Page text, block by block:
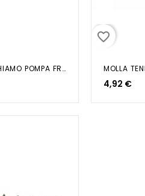
MOLLA RICHIAMO POMPA FRENO APE...
favorite_border
4,92 €